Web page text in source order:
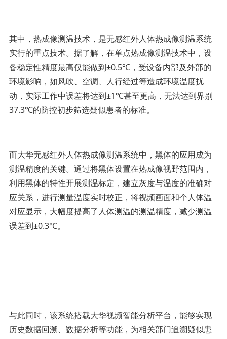
其中，热成像测温技术，是无感红外人体热成像测温系统
实行的重点技术。据了解，在单点热成像测温技术中，设
备稳定性精度最高仅能做到±0.5℃，受设备内部及外部的
环境影响，如风吹、空调、人行经过等造成环境温度扰
动，实际工作中误差将达到±1℃甚至更高，无法达到界别
37.3℃的防控初步筛选疑似患者的标准。
而大华无感红外人体热成像测温系统中，黑体的应用成为
测温精度的关键。通过将黑体设置在热成像视野范围内，
利用黑体的特性开展测温标定，建立灰度与温度的准确对
应关系，进行测量温度实时校正，将视频画面和个人体温
对应显示，大幅度提高了人体测温的测温精度，减少测温
误差到±0.3℃。
与此同时，该系统搭载大华视频智能分析平台，能够实现
历史数据回溯、数据分析等功能，为相关部门追溯疑似患